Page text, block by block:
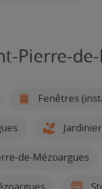
Pierre-
Fenêtres
de-Mézoargues